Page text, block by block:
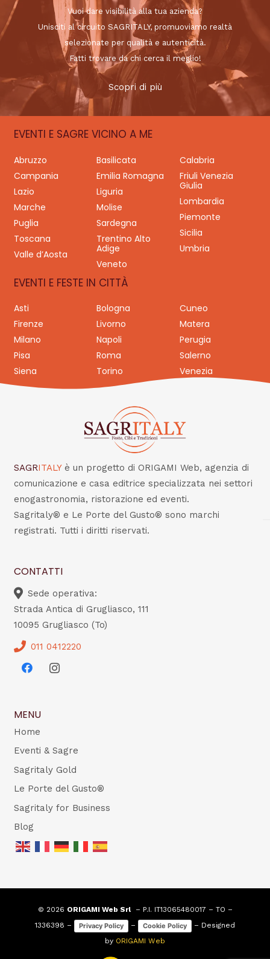
Vuoi dare visibilità alla tua azienda?
Unisciti al circuito SAGRITALY, promuoviamo realtà
selezionate per qualità e autenticità.
Fatti trovare da chi cerca il meglio!
Scopri di più
EVENTI E SAGRE VICINO A ME
Abruzzo Basilicata
Calabria
Campania
Emilia Romagna
Friuli Venezia
Giulia
Lazio
Liguria
Lombardia
Marche
Molise
Piemonte
Puglia
Sardegna
Sicilia
Toscana
Trentino Alto
Adige
Umbria
Valle d’Aosta
Veneto
EVENTI E FESTE IN CITTÀ
Asti Bologna
Cuneo
Firenze
Livorno
Matera
Milano
Napoli
Perugia
Pisa
Roma
Salerno
Siena
Torino Venezia
SAGRITALY è un progetto di ORIGAMI Web, agenzia di
comunicazione e casa editrice specializzata nei settori
enogastronomia, ristorazione ed eventi.
Sagritaly® e Le Porte del Gusto® sono marchi
registrati. Tutti i diritti riservati.
CONTATTI
Sede operativa:
Strada Antica di Grugliasco, 111
10095 Grugliasco (To)
011 0412220
MENU
Home
Eventi & Sagre
Sagritaly Gold
Le Porte del Gusto®
Sagritaly for Business
Blog
© 2026 ORIGAMI Web Srl– P.I. IT13065480017 – TO –
1336398 –
Privacy Policy – Cookie Policy
– Designed
by ORIGAMI Web